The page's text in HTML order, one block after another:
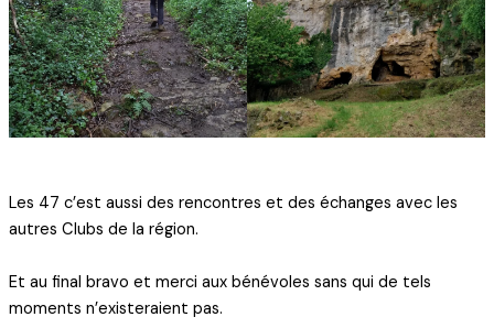
Les 47 c’est aussi des rencontres et des échanges avec les
autres Clubs de la région.
Et au final bravo et merci aux bénévoles sans qui de tels
moments n’existeraient pas.